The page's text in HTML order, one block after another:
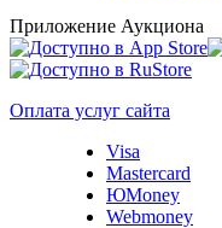
Приложение Аукциона
Оплата услуг сайта
Visa
Mastercard
ЮMoney
Webmoney